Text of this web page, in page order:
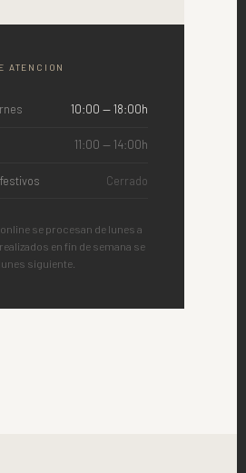
ATENCION
10:00 — 18:00h
11:00 — 14:00h
Cerrado
se procesan de lunes a
en fin de semana se
siguiente.